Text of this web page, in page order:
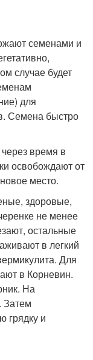
семенами и
случае будет
для
Семена быстро
время в
освобождают от
место.
здоровые,
не менее
остальные
в легкий
Для
в Корневин.
На
Затем
грядку и